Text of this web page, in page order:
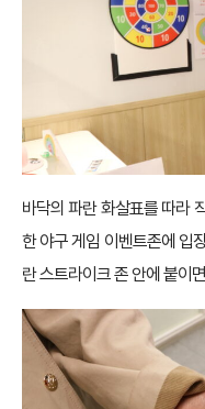
바닥의 파란 화살표를 따라
한 야구 게임 이벤트존에 입
란 스트라이크 존 안에 붙이